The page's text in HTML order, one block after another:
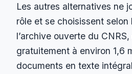
Les autres alternatives ne
rôle et se choisissent selon
l’archive ouverte du
gratuitement à environ 1,6
documents en texte